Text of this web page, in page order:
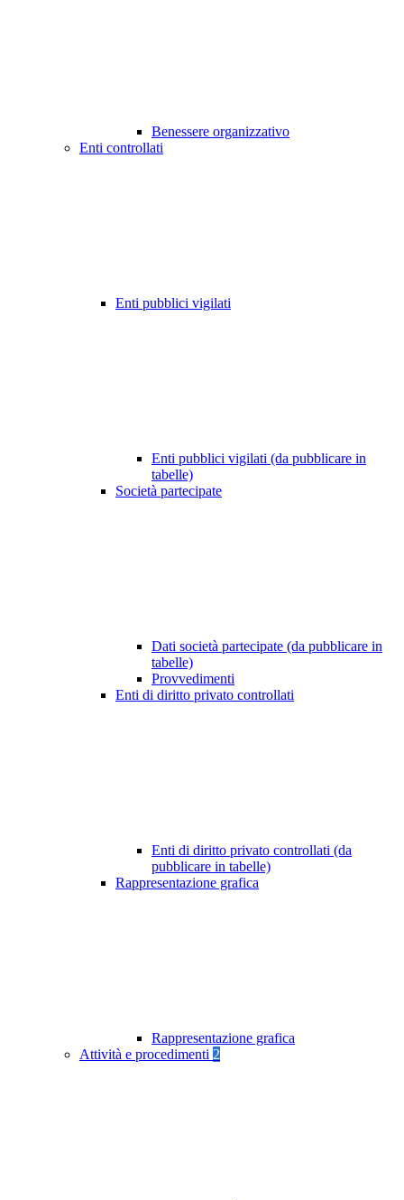
Benessere organizzativo
Enti controllati
Enti pubblici vigilati
Enti pubblici vigilati (da pubblicare in
tabelle)
Società partecipate
Dati società partecipate (da pubblicare in
tabelle)
Provvedimenti
Enti di diritto privato controllati
Enti di diritto privato controllati (da
pubblicare in tabelle)
Rappresentazione grafica
Rappresentazione grafica
Attività e procedimenti 2